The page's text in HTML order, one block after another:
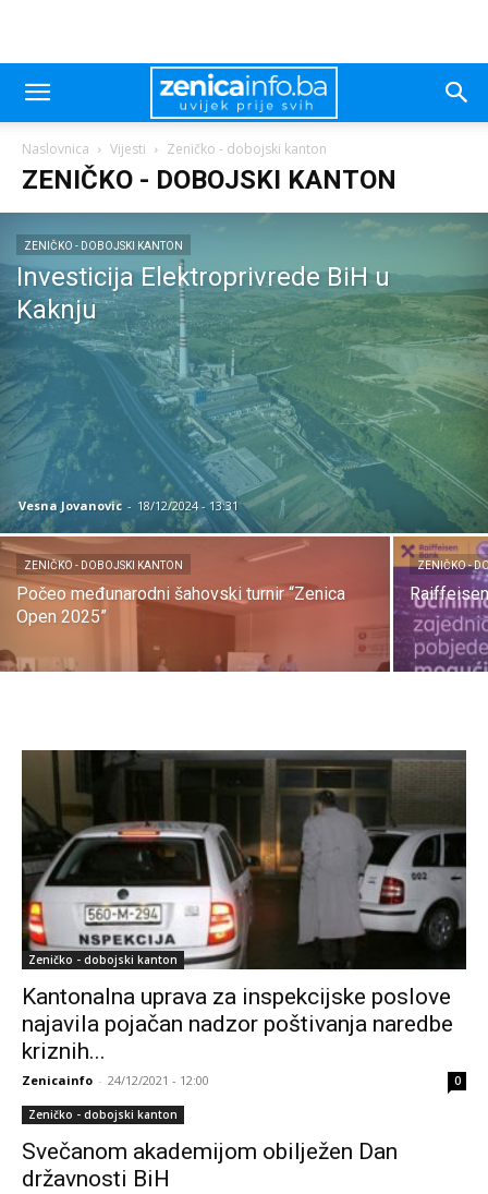
Naslovnica Vijesti Zeničko - dobojski kanton
ZENIČKO - DOBOJSKI KANTON
ZENIČKO - DOBOJSKI KANTON
Investicija Elektroprivrede BiH u
Kaknju
Vesna Jovanovic - 18/12/2024 - 13:31
ZENIČKO - DOBOJSKI KANTON
Počeo međunarodni šahovski turnir “Zenica
Open 2025”
ZENIČKO -
Zeničko - dobojski kanton
Kantonalna uprava za inspekcijske poslove
najavila pojačan nadzor poštivanja naredbe
kriznih...
Zenicainfo - 24/12/2021 - 12:00 0
Zeničko - dobojski kanton
Svečanom akademijom obilježen Dan
državnosti BiH